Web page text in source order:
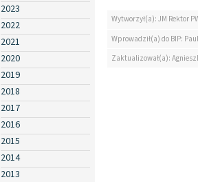
2023
2022
2021
2020
2019
2018
2017
2016
2015
2014
2013
Wytworzył(a): JM Rektor
Wprowadził(a) do BIP:
Zaktualizował(a):